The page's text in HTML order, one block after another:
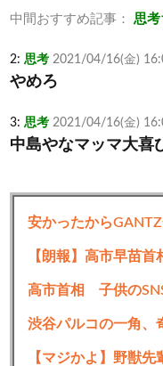
中間おすすめ記事： 思考
2: 思考 2021/04/16(金)
やめろ
3: 思考 2021/04/16(金)
中島やなマッマ大喜
思考 2021/04/16(金)
このレベルまでくる
安かったから
高市首相 子供の